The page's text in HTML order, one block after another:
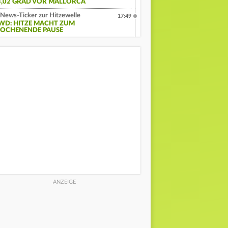
GRAD VOR MALLORCA
News-Ticker zur Hitzewelle
HITZE MACHT ZUM
PAUSE
17:49